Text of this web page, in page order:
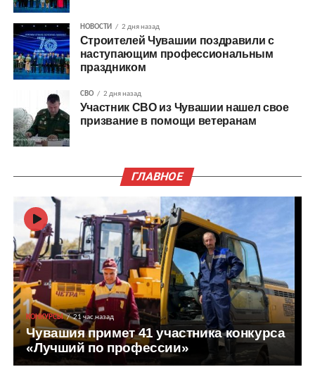
НОВОСТИ 2 дня назад
Строителей Чувашии поздравили с
наступающим профессиональным
праздником
СВО 2 дня назад
Участник СВО из Чувашии нашел свое
призвание в помощи ветеранам
ГЛАВНОЕ
КОНКУРСЫ 21 час назад
Чувашия примет 41 участника конкурса
«Лучший по профессии»